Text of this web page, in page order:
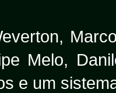
Melo,
e um